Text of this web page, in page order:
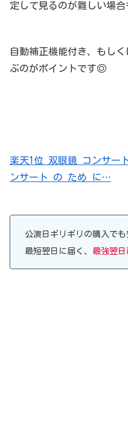
定して見るのが難しい場
自動補正機能付き、もし
ぶのがポイントです◎
楽天1位 双眼鏡 コンサー
ンサート の ため に…
公演日ギリギリの購入でも
最短翌日に届く、 最強翌